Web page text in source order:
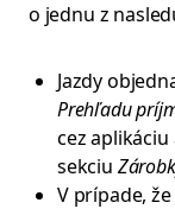
o jednu z
Jazdy
Prehľadu
cez
sekciu
V prípade,